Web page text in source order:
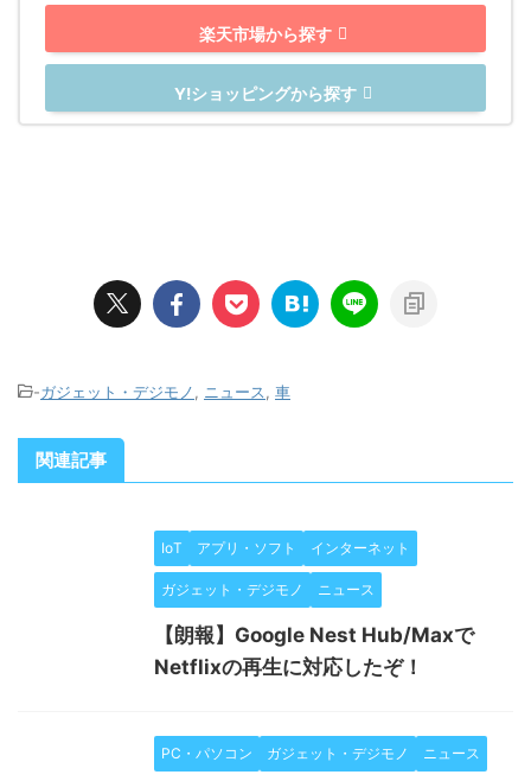
楽天市場から探す
Y!ショッピングから探す
-ガジェット・デジモノ, ニュース, 車
関連記事
IoT アプリ・ソフト インターネット
ガジェット・デジモノ ニュース
【朗報】Google Nest Hub/Maxで
Netflixの再生に対応したぞ！
PC・パソコン ガジェット・デジモノ ニュース